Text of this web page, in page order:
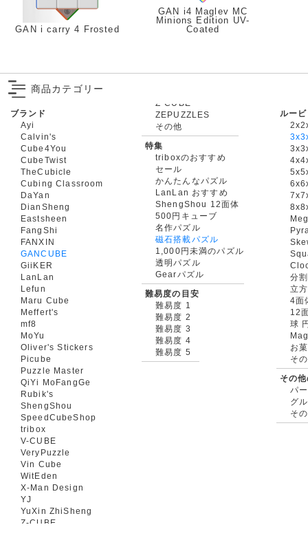
GAN i carry 4 Frosted
GAN i4 Maglev MC
Minions Edition UV-
Coated
商品カテゴリー
ブランド
Ayi
Calvin's
Cube4You
CubeTwist
TheCubicle
Cubing Classroom
DaYan
DianSheng
Eastsheen
FangShi
FANXIN
GANCUBE
GiiKER
LanLan
Lefun
Maru Cube
Meffert's
mf8
MoYu
Oliver's Stickers
Picube
Puzzle Master
QiYi MoFangGe
Rubik's
ShengShou
SpeedCubeShop
tribox
V-CUBE
VeryPuzzle
Vin Cube
WitEden
X-Man Design
YJ
YuXin ZhiSheng
Z-CUBE
ZEPUZZLES
その他
特集
triboxのおすすめ
セール
かんたんなパズル
LanLan おすすめ
ShengShou 12面体
500円キューブ
名作パズル
磁石搭載パズル
1,000円未満のパズル
透明パズル
Gearパズル
難易度の目安
難易度 1
難易度 2
難易度 3
難易度 4
難易度 5
ルー
分
立
4面
12
球
お
そ
その
パ
グ
そ